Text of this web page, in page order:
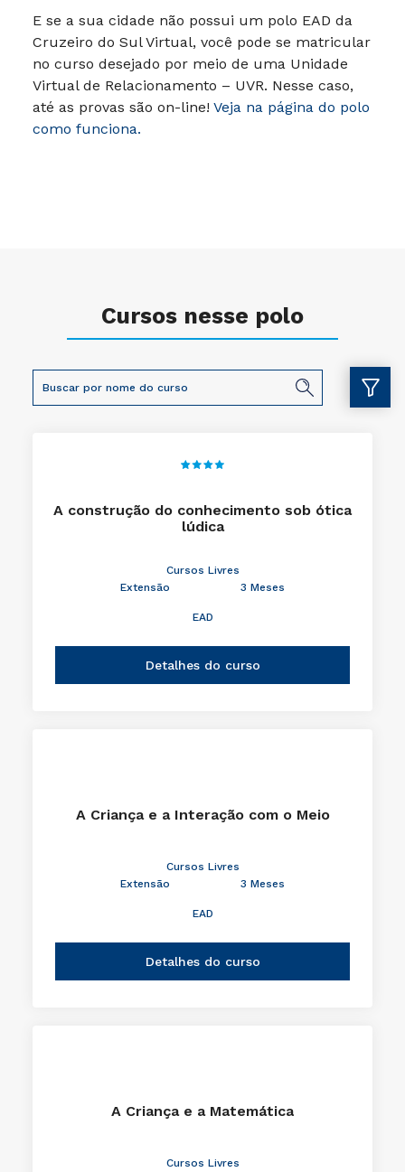
E se a sua cidade não possui um polo EAD da
Cruzeiro do Sul Virtual, você pode se matricular
no curso desejado por meio de uma Unidade
Virtual de Relacionamento – UVR. Nesse caso,
até as provas são on-line! Veja na página do polo
como funciona.
Cursos nesse polo
A construção do conhecimento sob ótica
lúdica
Cursos Livres
Extensão
3 Meses
EAD
Detalhes do curso
A Criança e a Interação com o Meio
Cursos Livres
Extensão
3 Meses
EAD
Detalhes do curso
A Criança e a Matemática
Cursos Livres